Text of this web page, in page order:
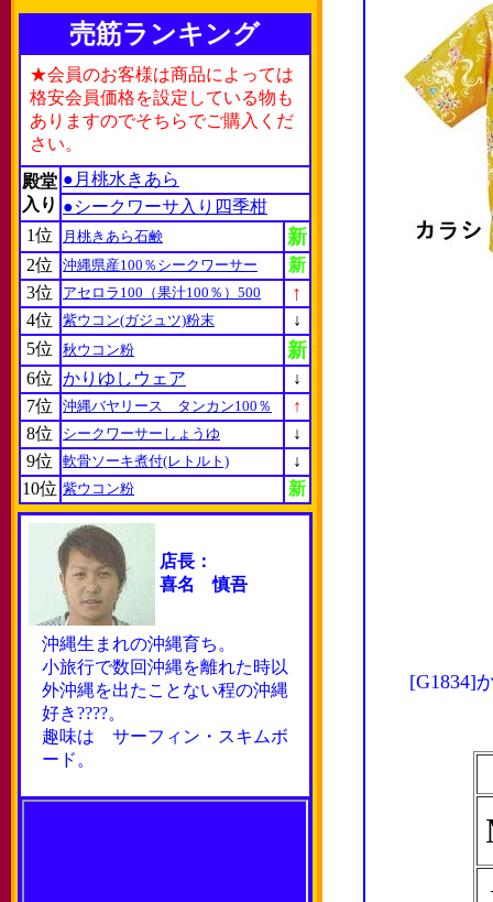
売筋ランキング
★会員のお客様は商品によっては
格安会員価格を設定している物も
ありますのでそちらでご購入くだ
さい。
殿堂
入り
●月桃水きあら
●シークワーサ入り四季柑
1位
月桃きあら石鹸 新
2位 沖縄県産100％シークワーサー
新
3位
アセロラ100（果汁100％）500 ↑
4位 紫ウコン(ガジュツ)粉末
↓
5位
秋ウコン粉 新
6位 かりゆしウェア
↓
7位
沖縄バヤリース タンカン100％
↑
8位
シークワーサーしょうゆ
↓
9位
軟骨ソーキ煮付(レトルト)
↓
10位 紫ウコン粉 新
店長：
喜名 慎吾
沖縄生まれの沖縄育ち。
小旅行で数回沖縄を離れた時以
外沖縄を出たことない程の沖縄
好き????。
趣味は サーフィン・スキムボ
ード。
[G1834]